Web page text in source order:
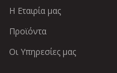
Η Εταιρία μας
Προϊόντα
Οι Υπηρεσίες μας